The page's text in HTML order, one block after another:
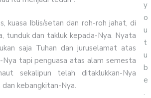
kuasa Iblis/setan dan roh-roh jahat, di
tunduk dan takluk kepada-Nya. Nyata
saja Tuhan dan juruselamat atas
Nya tapi penguasa atas alam semesta
sekalipun telah ditaklukkan-Nya
kebangkitan-Nya.
y
o
u
t
u
b
e
.